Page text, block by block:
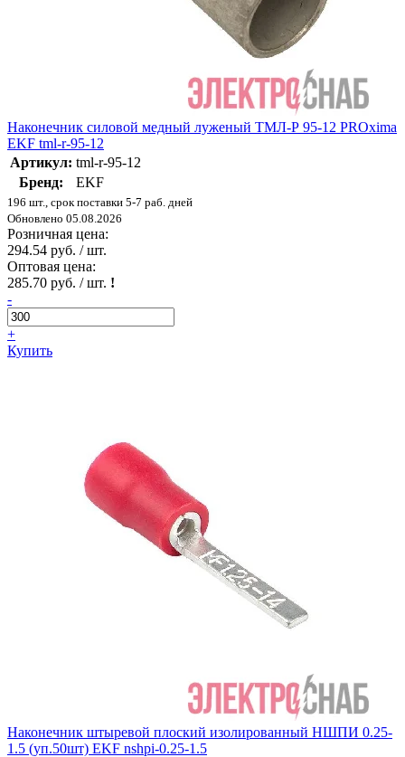
Наконечник силовой медный луженый ТМЛ-Р 95-12 PROxima
EKF tml-r-95-12
Артикул: tml-r-95-12
Бренд:
EKF
196 шт., срок поставки 5-7 раб. дней
Обновлено 05.08.2026
Розничная цена:
294.54 руб. / шт.
Оптовая цена:
285.70 руб. / шт. !
-
+
Купить
Наконечник штыревой плоский изолированный НШПИ 0.25-
1.5 (уп.50шт) EKF nshpi-0.25-1.5